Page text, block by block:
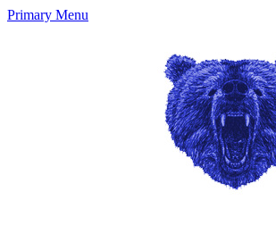
Primary Menu